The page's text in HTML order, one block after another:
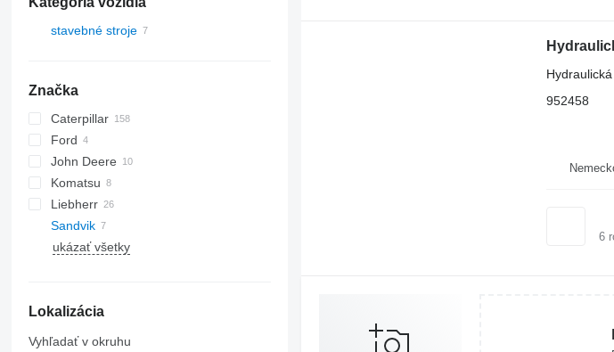
stavebné stroje
Značka
580
590
695
Caterpillar
312
320
325
330
336
345
420
Ford
E-series
John Deere
410
824
832
Komatsu
PC
Liebherr
A-series
PR
Sandvik
HR
ukázať všetky
Lokalizácia
Vyhľadať v okruhu
952458
6